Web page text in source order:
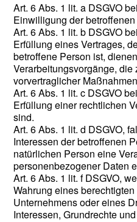
Art. 6 Abs. 1 lit. a DSGVO
Einwilligung der
Art. 6 Abs. 1 lit. b DSGVO
Erfüllung eines Vertrages,
betroffene Person ist,
Verarbeitungsvorgänge, die
vorvertraglicher
Art. 6 Abs. 1 lit. c DSGVO
Erfüllung einer rechtlichen
sind.
Art. 6 Abs. 1 lit. d DSGVO,
Interessen der betroffenen
natürlichen Person eine
personenbezogener Daten
Art. 6 Abs. 1 lit. f DSGVO,
Wahrung eines
Unternehmens oder eines
Interessen, Grundrechte